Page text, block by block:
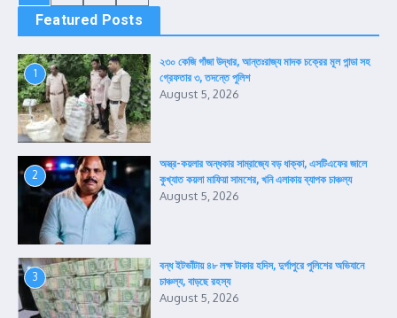
Featured Posts
1
২৩০ কেজি গাঁজা উদ্ধার, আন্তঃরাজ্য মাদক চক্রের মূল পান্ডা সহ
গ্রেফতার ৩, তদন্তে পুলিশ
August 5, 2026
2
অস্ত্র-কয়লার অন্ধকার সাম্রাজ্যে বড় ধাক্কা, এসটিএফের জালে
কুখ্যাত কয়লা মাফিয়া সামশের, খনি এলাকায় ব্যাপক চাঞ্চল্য
August 5, 2026
3
বন্ধ ইটভাঁটায় ৪৮ লক্ষ টাকার হদিস, দুর্গাপুরে পুলিশের অভিযানে
চাঞ্চল্য, বাড়ছে রহস্য
August 5, 2026